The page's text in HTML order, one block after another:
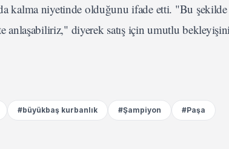
kalma niyetinde olduğunu ifade etti. "Bu şekilde
anlaşabiliriz," diyerek satış için umutlu bekleyişini
#büyükbaş kurbanlık #Şampiyon #Paşa